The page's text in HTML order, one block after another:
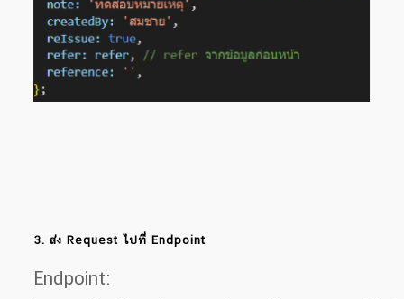
3. ส่ง Request ไปที่ Endpoint
Endpoint: